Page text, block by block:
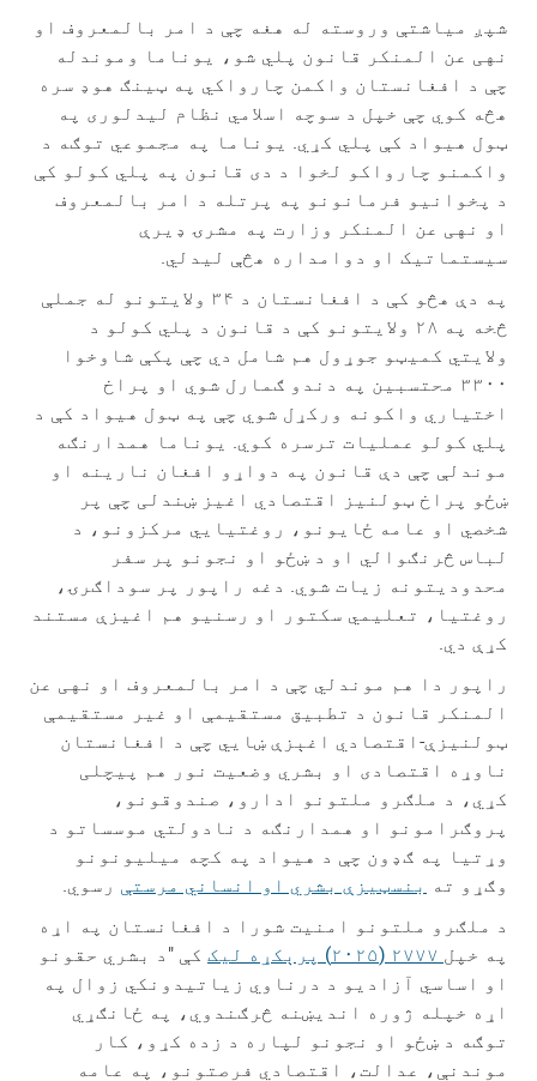
شپږ میاشتې وروسته له هغه چې د امر بالمعروف او
نهی عن المنکر قانون پلي شو، یوناما وموندله
چې د افغانستان واکمن چارواکي په ټینګ هوډ سره
هڅه کوي چې خپل د سوچه اسلامي نظام لیدلوری په
ټول هیواد کې پلي کړي. يوناما په مجموعي توګه د
واکمنو چارواکو لخوا د دی قانون په پلي کولو کې
د پخوانیو فرمانونو په پرتله د امر بالمعروف
او نهی عن المنکر وزارت په مشرۍ ډیرې
سیستماتیک او دوامداره هڅې لیدلي.
په دې هڅو کې د افغانستان د ۳۴ ولایتونو له جملې
څخه په ۲۸ ولایتونو کې د قانون د پلي کولو د
ولایتي کمیټو جوړول هم شامل دي چې پکې شاوخوا
۳۳۰۰ محتسبین په دندو ګمارل شوي او پراخ
اختیاري واکونه ورکړل شوي چې په ټول هیواد کې د
پلي کولو عملیات ترسره کوي. یوناما همدارنګه
موندلې چې دې قانون په دواړو افغان نارینه او
ښځو پراخ ټولنیز اقتصادي اغیز ښندلی چې پر
شخصي او عامه ځایونو، روغتیایي مرکزونو، د
لباس څرنګوالي او د ښځو او نجونو پر سفر
محدودیتونه زیات شوي. دغه راپور پر سوداګرۍ،
روغتیا، تعلیمي سکتور او رسنیو هم اغیزې مستند
کړې دي.
راپور دا هم موندلي چې د امر بالمعروف او نهی عن
المنکر قانون د تطبیق مستقیمې او غیر مستقیمې
ټولنیزې-اقتصادي اغېزې ښایي چې د افغانستان
ناوړه اقتصادی او بشري وضعیت نور هم پیچلی
کړي، د ملګرو ملتونو ادارو، صندوقونو،
پروګرامونو او همدارنګه د نادولتي موسساتو د
وړتیا په ګډون چې د هیواد په کچه میلیونونو
وګړو ته بنسټیزې بشري او انساني مرستې رسوي.
د ملګرو ملتونو امنیت شورا د افغانستان په اړه
په خپل
کې "د بشري حقونو
او اساسي آزادیو د درناوي زیاتیدونکي زوال په
اړه خپله ژوره اندیښنه څرګندوي، په ځانګړي
توګه د ښځو او نجونو لپاره د زده کړو، کار
موندنې، عدالت، اقتصادي فرصتونو، په عامه